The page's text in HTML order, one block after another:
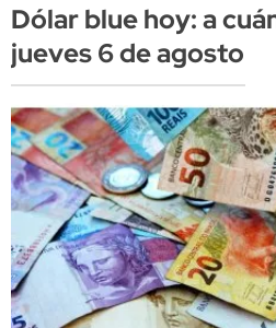
Dólar blue hoy: a
jueves 6 de agosto